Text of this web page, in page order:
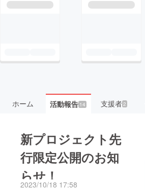
ホーム 活動報告14 支援者2
新プロジェクト先
行限定公開のお知
らせ！
2023/10/18 17:58